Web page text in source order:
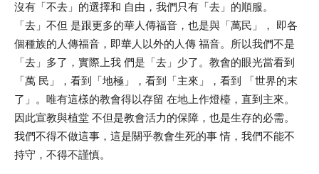
沒有「不去」的選擇和 自由，我們只有「去」的順服。
「去」不但 是跟更多的華人傳福音，也是與「萬民」， 即各
個種族的人傳福音，即華人以外的人傳 福音。所以我們不是
「去」多了，實際上我 們是「去」少了。教會的眼光當看到
「萬 民」，看到「地極」，看到「主來」，看到 「世界的末
了」。唯有這樣的教會得以存留 在地上作燈檯，直到主來。
因此宣教與植堂 不但是教會活力的保障，也是生存的必需。
我們不得不做這事，這是關乎教會生死的事 情，我們不能不
持守，不得不謹慎。